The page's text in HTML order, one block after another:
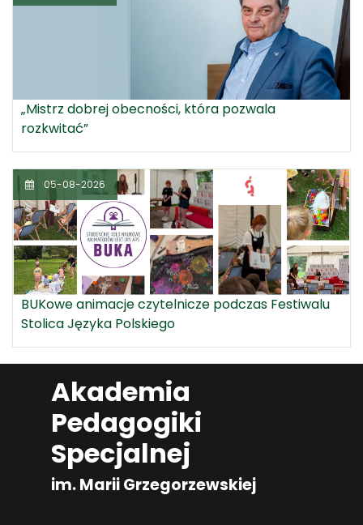
„Mistrz dobrej obecności, która pozwala
rozkwitać”
05-08-2026
BUKowe animacje czytelnicze podczas Festiwalu
Stolica Języka Polskiego
Akademia
Pedagogiki
Specjalnej
im. Marii Grzegorzewskiej